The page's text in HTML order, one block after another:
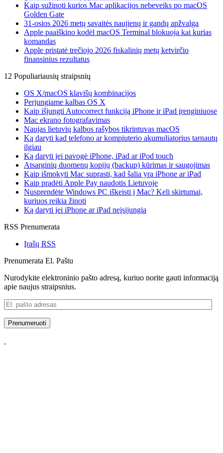
Kaip sužinoti kurios Mac aplikacijos nebeveiks po macOS
Golden Gate
31-osios 2026 metų savaitės naujienų ir gandų apžvalga
Apple paaiškino kodėl macOS Terminal blokuoja kai kurias
komandas
Apple pristatė trečiojo 2026 fiskalinių metų ketvirčio
finansinius rezultatus
12 Populiariausių straipsnių
OS X/macOS klavišų kombinacijos
Perjungiame kalbas OS X
Kaip išjungti Autocorrect funkciją iPhone ir iPad įrenginiuose
Mac ekrano fotografavimas
Naujas lietuvių kalbos rašybos tikrintuvas macOS
Ką daryti kad telefono ar kompiuterio akumuliatorius tarnautų
ilgiau
Ką daryti jei pavogė iPhone, iPad ar iPod touch
Atsarginių duomenų kopijų (backup) kūrimas ir saugojimas
Kaip išmokyti Mac suprasti, kad šalia yra iPhone ar iPad
Kaip pradėti Apple Pay naudotis Lietuvoje
Nusprendėte Windows PC iškeisti į Mac? Keli skirtumai,
kuriuos reikia žinoti
Ką daryti jei iPhone ar iPad neįsijungia
RSS Prenumerata
Įrašų RSS
Prenumerata El. Paštu
Nurodykite elektroninio pašto adresą, kuriuo norite gauti informaciją
apie naujus straipsnius.
El.
pašto
adresas
Prenumeruoti